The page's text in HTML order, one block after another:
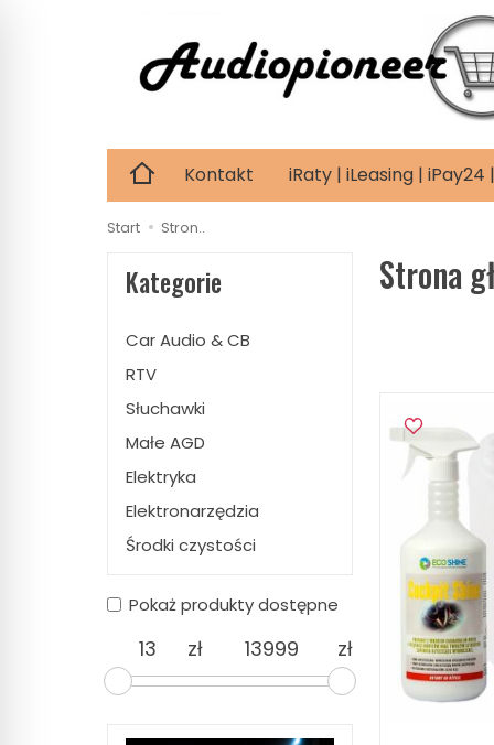
Kontakt iRaty | iLeasing | iPay24
Start Stron..
Strona
Kategorie
Car Audio & CB
RTV
Słuchawki
Małe AGD
Elektryka
Elektronarzędzia
Środki czystości
Pokaż produkty dostępne
zł zł